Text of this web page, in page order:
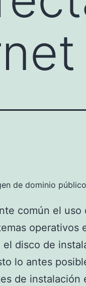
de dominio público
común el uso
operativos
disco de
lo antes
de